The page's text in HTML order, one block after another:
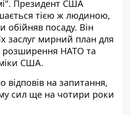
Президент США
тією ж людиною,
обійняв посаду. Він
заслуг мирний план для
розширення НАТО та
США.
відповів на запитання,
сил ще на чотири роки